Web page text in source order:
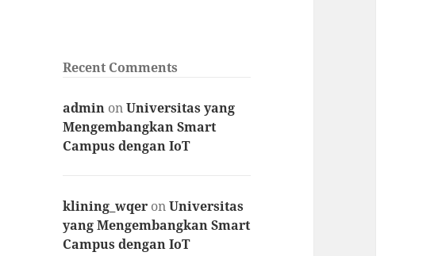
Recent Comments
admin onUniversitas yang
Mengembangkan Smart
Campus dengan IoT
klining_wqer onUniversitas
yang Mengembangkan Smart
Campus dengan IoT